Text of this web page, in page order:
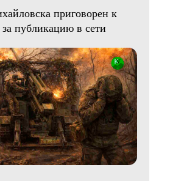
приговорен к
публикацию в сети